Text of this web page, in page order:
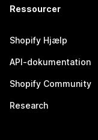
Ressourcer
Shopify Hjælp
API-dokumentation
Shopify Community
Research